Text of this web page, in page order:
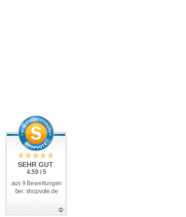
SEHR GUT
4.59 / 5
aus 9 Bewertungen
bei: shopvote.de